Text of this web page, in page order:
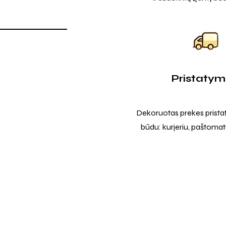
Dekoruotas prekes
būdu: kurjeriu,